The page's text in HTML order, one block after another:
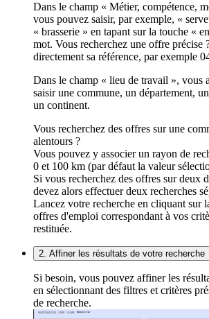
Dans le champ « Métier, compétence,
vous pouvez saisir, par exemple, «
« brasserie » en tapant sur la touche «
mot. Vous recherchez une offre précise
directement sa référence, par exemple
Dans le champ « lieu de travail », vous
saisir une commune, un département,
un continent.
Vous recherchez des offres sur une
alentours ?
Vous pouvez y associer un rayon de
0 et 100 km (par défaut la valeur
Si vous recherchez des offres sur deux
devez alors effectuer deux recherches
Lancez votre recherche en cliquant sur
offres d'emploi correspondant à vos
restituée.
2. Affiner les résultats de votre recherche
Si besoin, vous pouvez affiner les
en sélectionnant des filtres et critères
de recherche.